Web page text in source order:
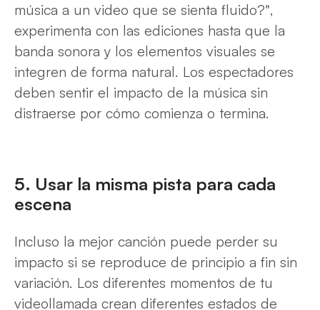
música a un video que se sienta fluido?",
experimenta con las ediciones hasta que la
banda sonora y los elementos visuales se
integren de forma natural. Los espectadores
deben sentir el impacto de la música sin
distraerse por cómo comienza o termina.
5. Usar la misma pista para cada
escena
Incluso la mejor canción puede perder su
impacto si se reproduce de principio a fin sin
variación. Los diferentes momentos de tu
videollamada crean diferentes estados de